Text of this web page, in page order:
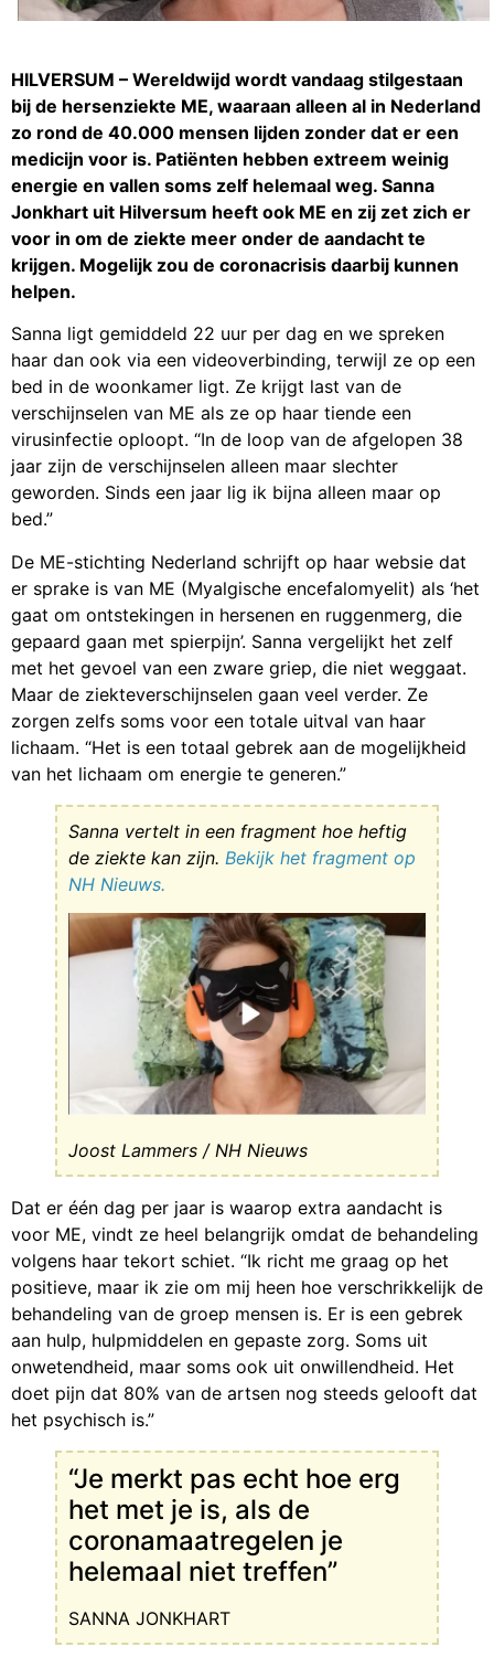
HILVERSUM – Wereldwijd wordt vandaag stilgestaan
bij de hersenziekte ME, waaraan alleen al in Nederland
zo rond de 40.000 mensen lijden zonder dat er een
medicijn voor is. Patiënten hebben extreem weinig
energie en vallen soms zelf helemaal weg. Sanna
Jonkhart uit Hilversum heeft ook ME en zij zet zich er
voor in om de ziekte meer onder de aandacht te
krijgen. Mogelijk zou de coronacrisis daarbij kunnen
helpen.
Sanna ligt gemiddeld 22 uur per dag en we spreken
haar dan ook via een videoverbinding, terwijl ze op een
bed in de woonkamer ligt. Ze krijgt last van de
verschijnselen van ME als ze op haar tiende een
virusinfectie oploopt. “In de loop van de afgelopen 38
jaar zijn de verschijnselen alleen maar slechter
geworden. Sinds een jaar lig ik bijna alleen maar op
bed.”
De ME-stichting Nederland schrijft op haar websie dat
er sprake is van ME (Myalgische encefalomyelit) als ‘het
gaat om ontstekingen in hersenen en ruggenmerg, die
gepaard gaan met spierpijn’. Sanna vergelijkt het zelf
met het gevoel van een zware griep, die niet weggaat.
Maar de ziekteverschijnselen gaan veel verder. Ze
zorgen zelfs soms voor een totale uitval van haar
lichaam. “Het is een totaal gebrek aan de mogelijkheid
van het lichaam om energie te generen.”
Sanna vertelt in een fragment hoe heftig
de ziekte kan zijn. Bekijk het fragment op
NH Nieuws.
Joost Lammers / NH Nieuws
Dat er één dag per jaar is waarop extra aandacht is
voor ME, vindt ze heel belangrijk omdat de behandeling
volgens haar tekort schiet. “Ik richt me graag op het
positieve, maar ik zie om mij heen hoe verschrikkelijk de
behandeling van de groep mensen is. Er is een gebrek
aan hulp, hulpmiddelen en gepaste zorg. Soms uit
onwetendheid, maar soms ook uit onwillendheid. Het
doet pijn dat 80% van de artsen nog steeds gelooft dat
het psychisch is.”
“Je merkt pas echt hoe erg
het met je is, als de
coronamaatregelen je
helemaal niet treffen”
SANNA JONKHART